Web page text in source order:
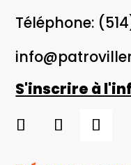
Téléphone:
S'inscrire à